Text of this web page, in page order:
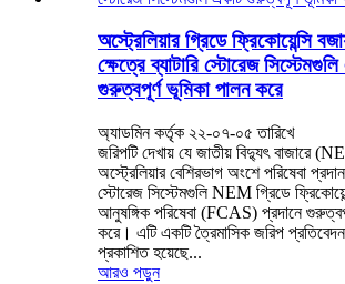
অস্ট্রেলিয়ার গ্রিডে ফ্রিকোয়েন্সি
ক্ষেত্রে ব্যাটারি স্টোরেজ
গুরুত্বপূর্ণ ভূমিকা পালন করে
অ্যাডমিন কর্তৃক ২২-০৭-০৫ তারিখে
জরিপটি দেখায় যে জাতীয় বিদ্যুৎ বাজারে
অস্ট্রেলিয়ার বেশিরভাগ অংশে পরিষেবা
স্টোরেজ সিস্টেমগুলি NEM গ্রিডে
আনুষঙ্গিক পরিষেবা (FCAS) প্রদানে
করে। এটি একটি ত্রৈমাসিক জরিপ
প্রকাশিত হয়েছে...
আরও পড়ুন